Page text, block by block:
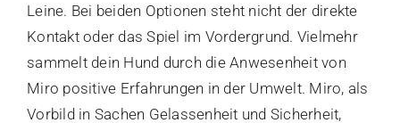
Leine. Bei beiden Optionen steht nicht der direkte
Kontakt oder das Spiel im Vordergrund. Vielmehr
sammelt dein Hund durch die Anwesenheit von
Miro positive Erfahrungen in der Umwelt. Miro, als
Vorbild in Sachen Gelassenheit und Sicherheit,